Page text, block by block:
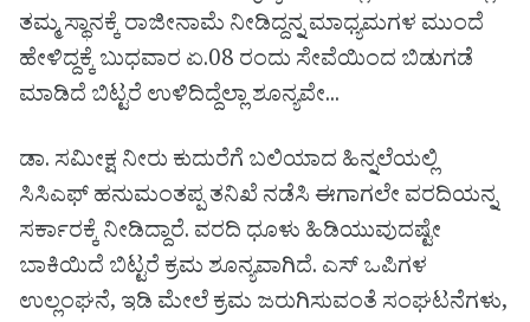
ತಮ್ಮ ಸ್ಥಾನಕ್ಕೆ ರಾಜೀನಾಮೆ ನೀಡಿದ್ದನ್ನ ಮಾಧ್ಯಮಗಳ ಮುಂದೆ
ಹೇಳಿದ್ದಕ್ಕೆ ಬುಧವಾರ ಏ.08 ರಂದು ಸೇವೆಯಿಂದ ಬಿಡುಗಡೆ
ಮಾಡಿದೆ ಬಿಟ್ಟರೆ ಉಳಿದಿದ್ದೆಲ್ಲಾ ಶೂನ್ಯವೇ..‌.
ಡಾ. ಸಮೀಕ್ಷ ನೀರು ಕುದುರೆಗೆ ಬಲಿಯಾದ ಹಿನ್ನಲೆಯಲ್ಲಿ
ಸಿಸಿಎಫ್ ಹನುಮಂತಪ್ಪ ತನಿಖೆ ನಡೆಸಿ ಈಗಾಗಲೇ ವರದಿಯನ್ನ
ಸರ್ಕಾರಕ್ಕೆ ನೀಡಿದ್ದಾರೆ. ವರದಿ ಧೂಳು ಹಿಡಿಯುವುದಷ್ಟೇ
ಬಾಕಿಯಿದೆ ಬಿಟ್ಟರೆ ಕ್ರಮ ಶೂನ್ಯವಾಗಿದೆ. ಎಸ್ ಒಪಿಗಳ
ಉಲ್ಲಂಘನೆ, ಇಡಿ ಮೇಲೆ ಕ್ರಮ ಜರುಗಿಸುವಂತೆ ಸಂಘಟನೆಗಳು,